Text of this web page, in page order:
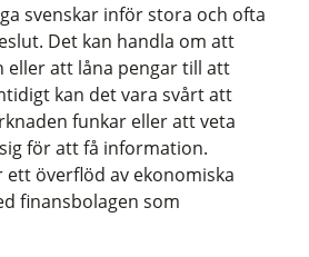
svenskar inför stora och ofta
Det kan handla om att
eller att låna pengar till att
kan det vara svårt att
funkar eller att veta
för att få information.
överflöd av ekonomiska
finansbolagen som